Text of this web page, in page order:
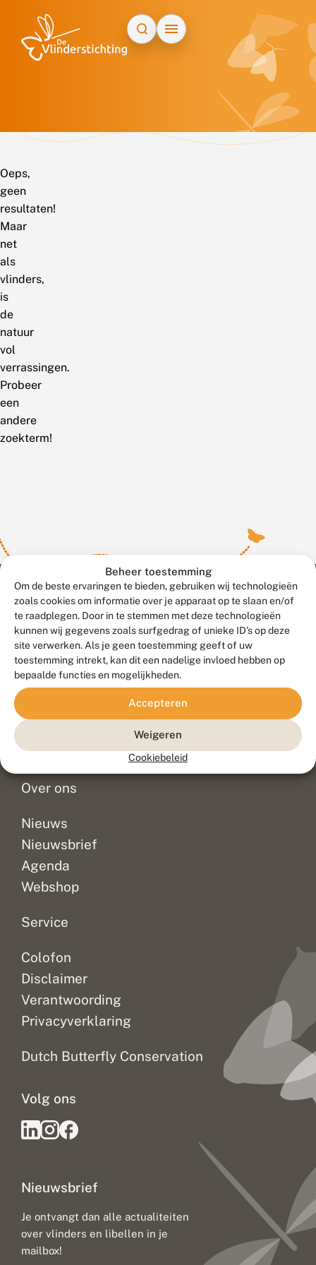
Beheer toestemming
Om de beste ervaringen te bieden, gebruiken wij technologieën
zoals cookies om informatie over je apparaat op te slaan en/of
te raadplegen. Door in te stemmen met deze technologieën
kunnen wij gegevens zoals surfgedrag of unieke ID's op deze
site verwerken. Als je geen toestemming geeft of uw
toestemming intrekt, kan dit een nadelige invloed hebben op
bepaalde functies en mogelijkheden.
Accepteren
Weigeren
Cookiebeleid
Oeps,
geen
resultaten!
Maar
net
als
vlinders,
is
de
natuur
vol
verrassingen.
Probeer
een
andere
zoekterm!
Contact
Veelgestelde vragen
Doneer
Over ons
Nieuws
Nieuwsbrief
Agenda
Webshop
Service
Colofon
Disclaimer
Verantwoording
Privacyverklaring
Dutch Butterfly Conservation
Nieuwsbrief
Je ontvangt dan alle actualiteiten
over vlinders en libellen in je
mailbox!
Volg ons
Meld waarnemingen© 2026 Vlinderstichting
Duurzaam ontwikkeld door
Go2People
, ontworpen door
Blue Field Agency
Privacy
Disclaimer
Sitemap